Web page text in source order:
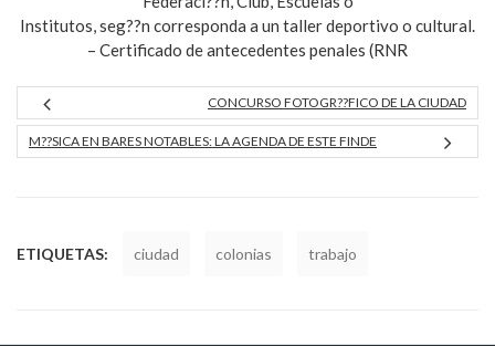
Institutos, seg??n corresponda a un taller deportivo o cultural.
– Certificado de antecedentes penales (RNR
CONCURSO FOTOGR??FICO DE LA CIUDAD
M??SICA EN BARES NOTABLES: LA AGENDA DE ESTE FINDE
ETIQUETAS: ciudad colonias trabajo